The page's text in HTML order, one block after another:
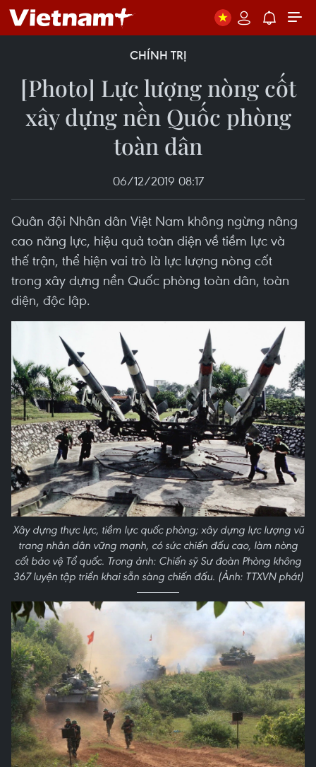
CHÍNH TRỊ
[Photo] Lực lượng nòng cốt
xây dựng nền Quốc phòng
toàn dân
06/12/2019 08:17
Quân đội Nhân dân Việt Nam không ngừng nâng
cao năng lực, hiệu quả toàn diện về tiềm lực và
thế trận, thể hiện vai trò là lực lượng nòng cốt
trong xây dựng nền Quốc phòng toàn dân, toàn
diện, độc lập.
Xây dựng thực lực, tiềm lực quốc phòng; xây dựng lực lượng vũ
trang nhân dân vững mạnh, có sức chiến đấu cao, làm nòng
cốt bảo vệ Tổ quốc. Trong ảnh: Chiến sỹ Sư đoàn Phòng không
367 luyện tập triển khai sẵn sàng chiến đấu. (Ảnh: TTXVN phát)